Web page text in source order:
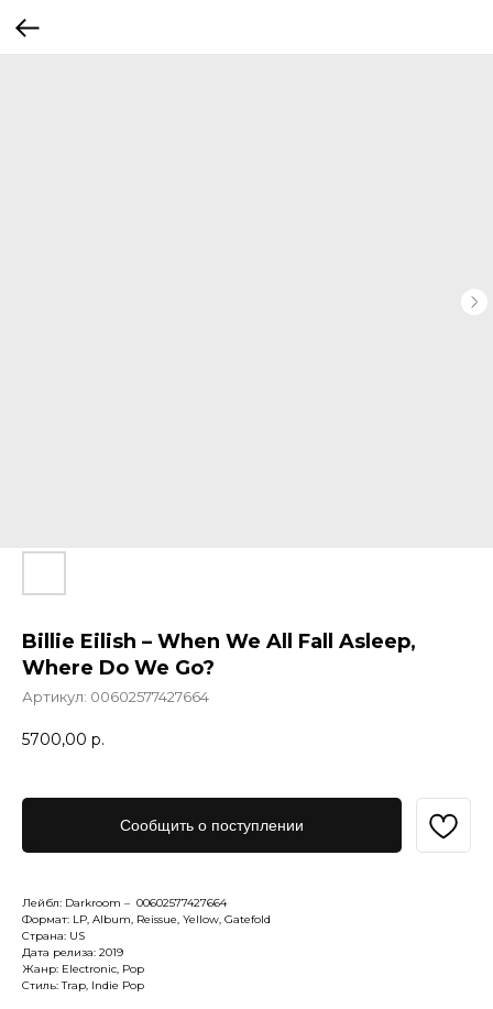
Billie Eilish – When We All Fall Asleep,
Where Do We Go?
Артикул: 00602577427664
5700,00 р.
Сообщить о поступлении
Лейбл: Darkroom – 00602577427664
Формат: LP, Album, Reissue, Yellow, Gatefold
Страна: US
Дата релиза: 2019
Жанр: Electronic, Pop
Стиль: Trap, Indie Pop